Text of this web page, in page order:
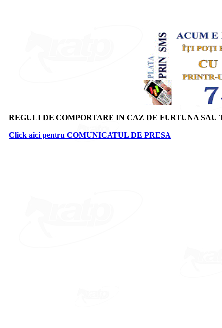
REGULI DE COMPORTARE IN CAZ DE FURTUNA SAU
Click aici pentru COMUNICATUL DE PRESA